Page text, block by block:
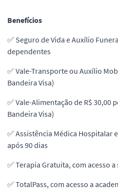
Benefícios
✅ Seguro de Vida e Auxílio
dependentes
✅ Vale-Transporte ou Auxílio
Bandeira Visa)
✅ Vale-Alimentação de R$ 30,00
Bandeira Visa)
✅ Assistência Médica Hospitalar
após 90 dias
✅ Terapia Gratuita, com acesso
✅ TotalPass, com acesso a